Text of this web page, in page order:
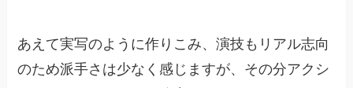
あえて実写のように作りこみ、演技もリアル志向
のため派手さは少なく感じますが、その分アクシ